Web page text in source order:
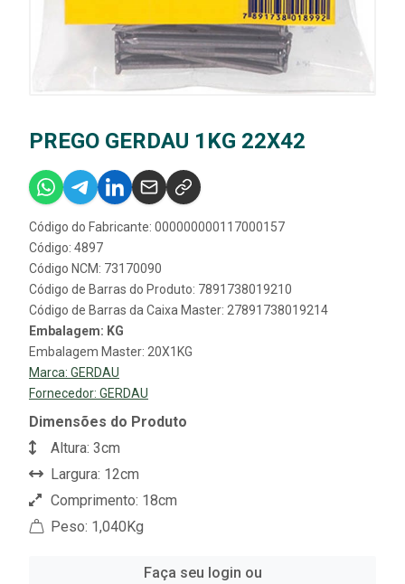
PREGO GERDAU 1KG 22X42
Código do Fabricante: 000000000117000157
Código: 4897
Código NCM: 73170090
Código de Barras do Produto: 7891738019210
Código de Barras da Caixa Master: 27891738019214
Embalagem: KG
Embalagem Master: 20X1KG
Marca: GERDAU
Fornecedor: GERDAU
Dimensões do Produto
Altura: 3cm
Largura: 12cm
Comprimento: 18cm
Peso: 1,040Kg
Faça seu login ou